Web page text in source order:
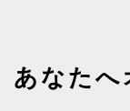
あなたへ